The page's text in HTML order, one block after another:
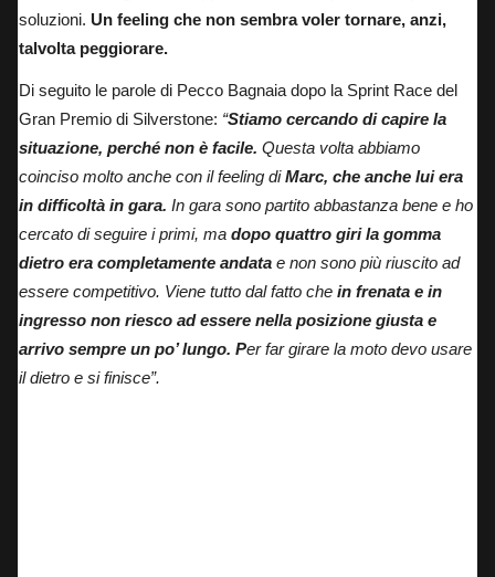
soluzioni. Un feeling che non sembra voler tornare, anzi,
talvolta peggiorare.
Di seguito le parole di Pecco Bagnaia dopo la Sprint Race del
Gran Premio di Silverstone: “Stiamo cercando di capire la
situazione, perché non è facile. Questa volta abbiamo
coinciso molto anche con il feeling diMarc, che anche lui era
in difficoltà in gara. In gara sono partito abbastanza bene e ho
cercato di seguire i primi, ma dopo quattro giri la gomma
dietro era completamente andata e non sono più riuscito ad
essere competitivo. Viene tutto dal fatto che in frenata e in
ingresso non riesco ad essere nella posizione giusta e
arrivo sempre un po’ lungo. Per far girare la moto devo usare
il dietro e si finisce”.